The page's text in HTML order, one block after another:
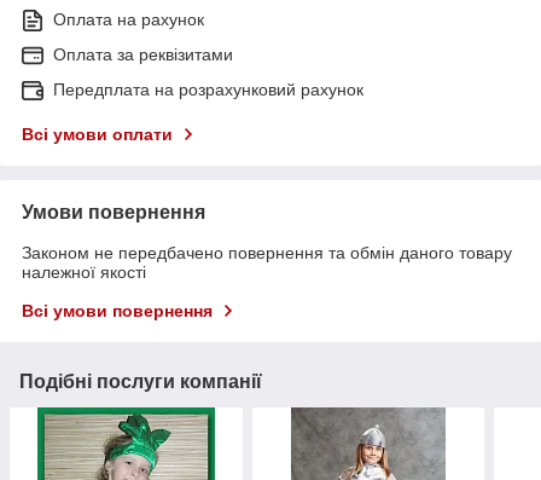
Оплата на рахунок
Оплата за реквізитами
Передплата на розрахунковий рахунок
Всі умови оплати
Умови повернення
Законом не передбачено повернення та обмін даного товару
належної якості
Всі умови повернення
Подібні послуги компанії